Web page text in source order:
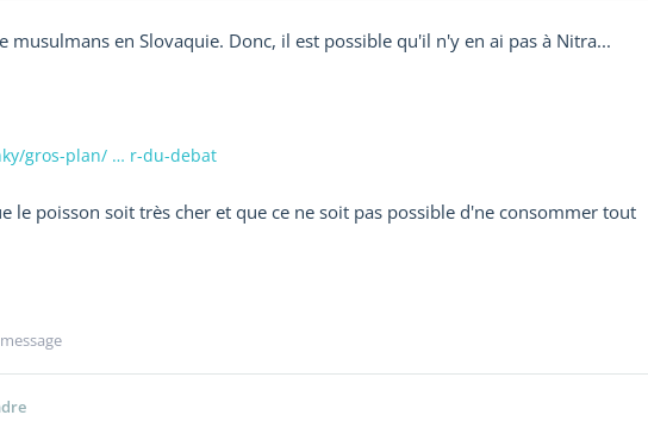
musulmans en Slovaquie. Donc, il est possible qu'il n'y en ai pas à Nitra...
gros-plan/ … r-du-debat
le poisson soit très cher et que ce ne soit pas possible d'ne consommer tout